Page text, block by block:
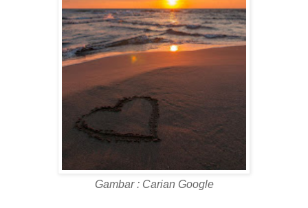
Gambar : Carian Google